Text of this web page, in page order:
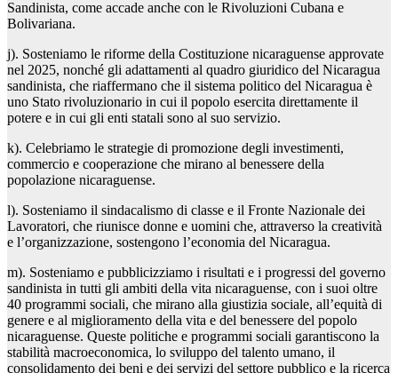
Sandinista, come accade anche con le Rivoluzioni Cubana e
Bolivariana.
j). Sosteniamo le riforme della Costituzione nicaraguense approvate
nel 2025, nonché gli adattamenti al quadro giuridico del Nicaragua
sandinista, che riaffermano che il sistema politico del Nicaragua è
uno Stato rivoluzionario in cui il popolo esercita direttamente il
potere e in cui gli enti statali sono al suo servizio.
k). Celebriamo le strategie di promozione degli investimenti,
commercio e cooperazione che mirano al benessere della
popolazione nicaraguense.
l). Sosteniamo il sindacalismo di classe e il Fronte Nazionale dei
Lavoratori, che riunisce donne e uomini che, attraverso la creatività
e l’organizzazione, sostengono l’economia del Nicaragua.
m). Sosteniamo e pubblicizziamo i risultati e i progressi del governo
sandinista in tutti gli ambiti della vita nicaraguense, con i suoi oltre
40 programmi sociali, che mirano alla giustizia sociale, all’equità di
genere e al miglioramento della vita e del benessere del popolo
nicaraguense. Queste politiche e programmi sociali garantiscono la
stabilità macroeconomica, lo sviluppo del talento umano, il
consolidamento dei beni e dei servizi del settore pubblico e la ricerca